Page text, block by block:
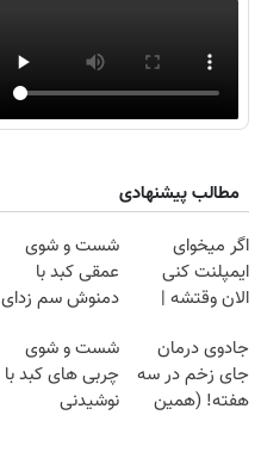
مطالب پیشنهادی
اگر میخوای
ایمپلنت کنی
الان وقتشه |
میلیون تومان!!!
شست و شوی
عمقی کبد با
دمنوش سم زدای
جادوی درمان
جای زخم در سه
هفته! (همین
شست و شوی
چربی های کبد با
نوشیدنی